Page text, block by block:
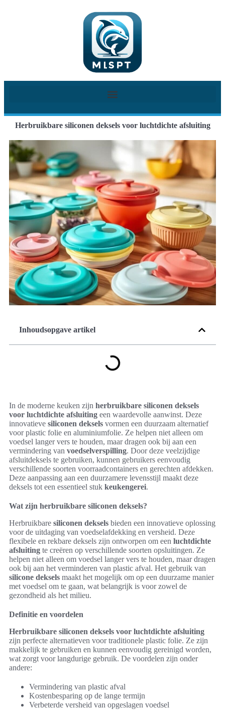
Herbruikbare siliconen deksels voor luchtdichte afsluiting
Inhoudsopgave artikel
In de moderne keuken zijn herbruikbare siliconen deksels
voor luchtdichte afsluiting een waardevolle aanwinst. Deze
innovatieve siliconen deksels vormen een duurzaam alternatief
voor plastic folie en aluminiumfolie. Ze helpen niet alleen om
voedsel langer vers te houden, maar dragen ook bij aan een
vermindering van voedselverspilling. Door deze veelzijdige
afsluitdeksels te gebruiken, kunnen gebruikers eenvoudig
verschillende soorten voorraadcontainers en gerechten afdekken.
Deze aanpassing aan een duurzamere levensstijl maakt deze
deksels tot een essentieel stuk keukengerei.
Wat zijn herbruikbare siliconen deksels?
Herbruikbare siliconen deksels bieden een innovatieve oplossing
voor de uitdaging van voedselafdekking en versheid. Deze
flexibele en rekbare deksels zijn ontworpen om een luchtdichte
afsluiting te creëren op verschillende soorten opsluitingen. Ze
helpen niet alleen om voedsel langer vers te houden, maar dragen
ook bij aan het verminderen van plastic afval. Het gebruik van
silicone deksels maakt het mogelijk om op een duurzame manier
met voedsel om te gaan, wat belangrijk is voor zowel de
gezondheid als het milieu.
Definitie en voordelen
Herbruikbare siliconen deksels voor luchtdichte afsluiting
zijn perfecte alternatieven voor traditionele plastic folie. Ze zijn
makkelijk te gebruiken en kunnen eenvoudig gereinigd worden,
wat zorgt voor langdurige gebruik. De voordelen zijn onder
andere:
Vermindering van plastic afval
Kostenbesparing op de lange termijn
Verbeterde versheid van opgeslagen voedsel